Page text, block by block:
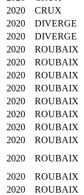
2020
CRUX
2020
DIVERGE
2020
DIVERGE
2020
ROUBAIX
2020
ROUBAIX
2020
ROUBAIX
2020
ROUBAIX
2020
ROUBAIX
2020
ROUBAIX
2020
ROUBAIX
2020
ROUBAIX
2020
ROUBAIX
2020
ROUBAIX
2020
ROUBAIX